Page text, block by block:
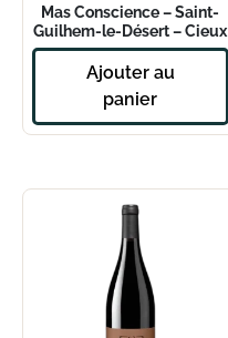
Mas Conscience – Saint-
Guilhem-le-Désert – Cieux
2023
Ajouter au
panier